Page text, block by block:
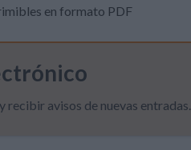
en formato PDF
avisos de nuevas entradas.